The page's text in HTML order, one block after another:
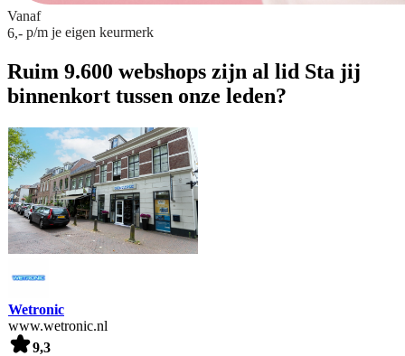
Vanaf
6,- p/m je eigen keurmerk
Ruim 9.600 webshops zijn al lid Sta jij
binnenkort tussen onze leden?
Wetronic
www.wetronic.nl
9,3